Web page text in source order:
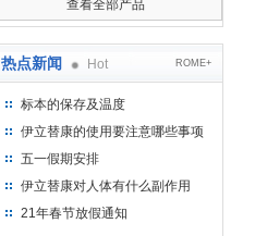
查看全部产品
热点新闻 Hot ROME+
标本的保存及温度
伊立替康的使用要注意哪些事项
五一假期安排
伊立替康对人体有什么副作用
21年春节放假通知